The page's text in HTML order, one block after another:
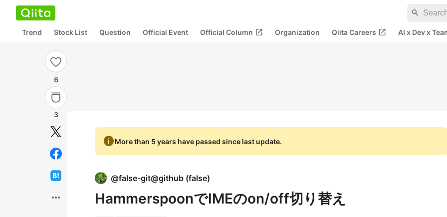
search
Trend Stock List Question Official Event Official Column open_in_new Organization Qiita Careers open_in_new AI x Dev x
6
3
more_horiz
infoMore than 5 years have passed since last update.
@false-git@github (false)
HammerspoonでIMEのon/off切り替え